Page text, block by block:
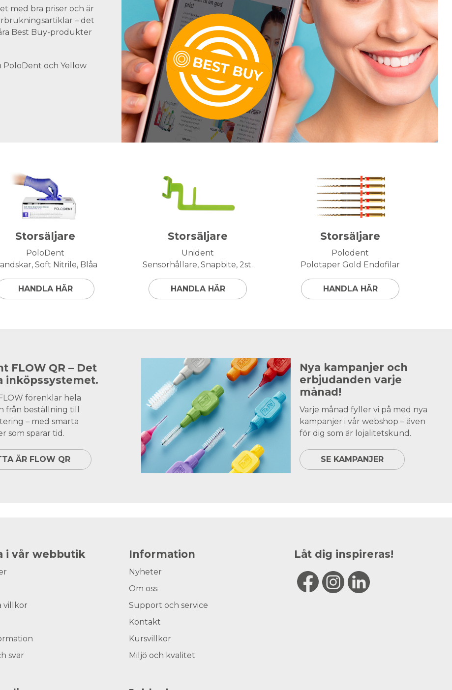
med bra priser och är
– det
Best Buy-produkter
PoloDent och Yellow
Storsäljare
PoloDent
Soft Nitrile, Blåa
HANDLA HÄR
Storsäljare
Unident
Sensorhållare, Snapbite, 2st.
HANDLA HÄR
Storsäljare
Polodent
Polotaper Gold Endofilar
HANDLA HÄR
FLOW QR – Det
inköpssystemet.
förenklar hela
från beställning till
– med smarta
som sparar tid.
ÄR FLOW QR
Nya kampanjer och
erbjudanden varje
månad!
Varje månad fyller vi på med nya
kampanjer i vår webshop – även
för dig som är lojalitetskund.
SE KAMPANJER
i vår webbutik
villkor
svar
Information
Nyheter
Om oss
Support och service
Kontakt
Kursvillkor
Miljö och kvalitet
Låt dig inspireras!